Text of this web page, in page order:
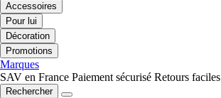
Accessoires
Pour lui
Décoration
Promotions
Marques
SAV en France Paiement sécurisé Retours faciles
Rechercher